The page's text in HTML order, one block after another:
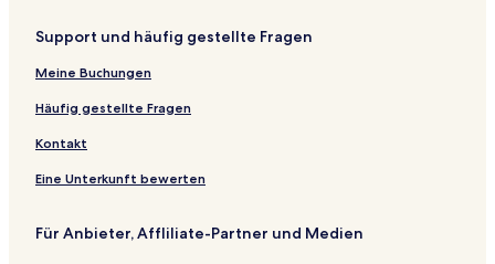
Support und häufig gestellte Fragen
Meine Buchungen
Häufig gestellte Fragen
Kontakt
Eine Unterkunft bewerten
Für Anbieter, Affliliate-Partner und Medien